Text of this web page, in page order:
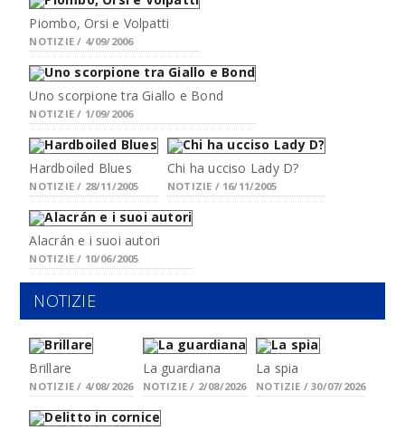
Piombo, Orsi e Volpatti
NOTIZIE / 4/09/2006
Uno scorpione tra Giallo e Bond
NOTIZIE / 1/09/2006
Hardboiled Blues
NOTIZIE / 28/11/2005
Chi ha ucciso Lady D?
NOTIZIE / 16/11/2005
Alacrán e i suoi autori
NOTIZIE / 10/06/2005
NOTIZIE
Brillare
NOTIZIE / 4/08/2026
La guardiana
NOTIZIE / 2/08/2026
La spia
NOTIZIE / 30/07/2026